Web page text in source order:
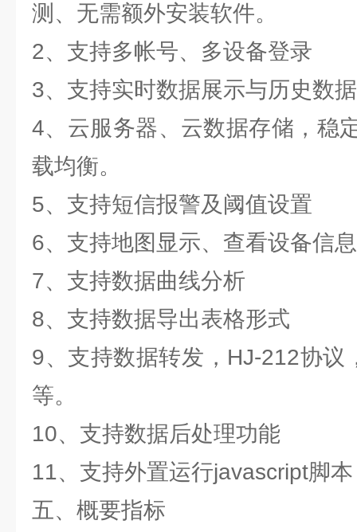
测、无需额外安装软件。
2、支持多帐号、多设备登录
3、支持实时数据展示与历史数
4、云服务器、云数据存储，稳
载均衡。
5、支持短信报警及阈值设置
6、支持地图显示、查看设备信
7、支持数据曲线分析
8、支持数据导出表格形式
9、支持数据转发，HJ-212协议
等。
10、支持数据后处理功能
11、支持外置运行javascript脚本
五、概要指标